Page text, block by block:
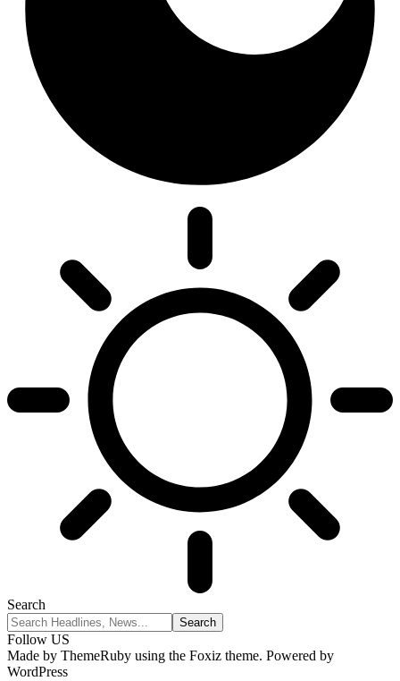
Search
Follow US
Made by ThemeRuby using the Foxiz theme. Powered by
WordPress